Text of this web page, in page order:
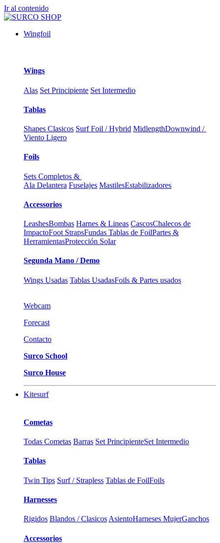
Ir al contenido
Wingfoil
Wings
Alas Set Principiente Set Intermedio
Tablas
Shapes Clasicos Surf Foil / Hybrid MidlengthDownwind /
Viento Ligero
Foils
Sets Completos &
Ala Delantera Fuselajes MastilesEstabilizadores
Accessorios
LeashesBombas Harnes & Lineas CascosChalecos de
ImpactoFoot StrapsFundas Tablas de FoilPartes &
HerramientasProtección Solar
Segunda Mano / Demo
Wings Usadas Tablas UsadasFoils & Partes usados
Webcam
Forecast
Contacto
Surco School
Surco House
Kitesurf
Cometas
Todas Cometas Barras Set PrincipienteSet Intermedio
Tablas
Twin Tips Surf / Strapless Tablas de FoilFoils
Harnesses
Rigidos Blandos / Clasicos AsientoHarneses MujerGanchos
Accessorios